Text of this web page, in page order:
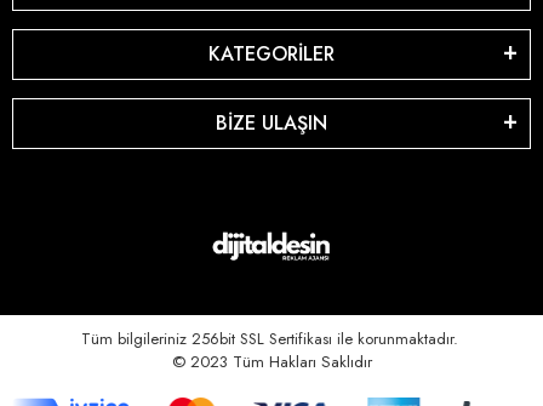
KATEGORİLER
BİZE ULAŞIN
Tüm bilgileriniz 256bit SSL Sertifikası ile korunmaktadır.
© 2023 Tüm Hakları Saklıdır